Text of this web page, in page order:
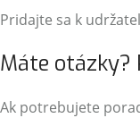
Pridajte sa k
Máte otázky?
Ak potrebujete